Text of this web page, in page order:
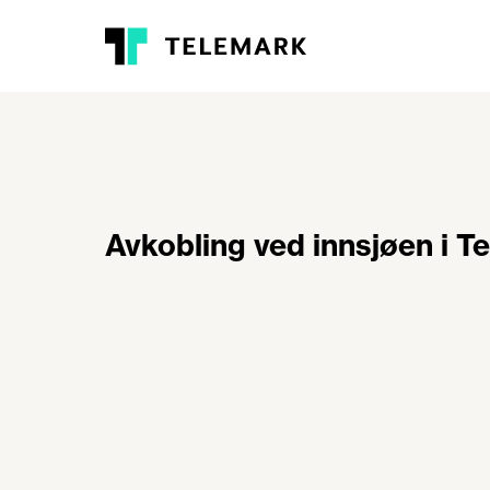
Avkobling ved innsjøen i